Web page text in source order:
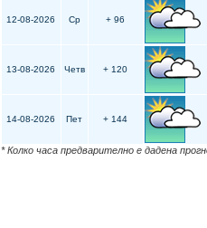
12-08-2026 Ср + 96
13-08-2026 Четв + 120
14-08-2026 Пет + 144
* Колко часа предварително е дадена